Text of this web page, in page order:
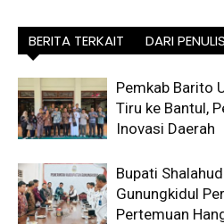
BERITA TERKAIT DARI PENULIS
Pemkab Barito
Tiru ke Bantul,
Inovasi Daerah
Bupati
Gunungkidul
Pertemuan